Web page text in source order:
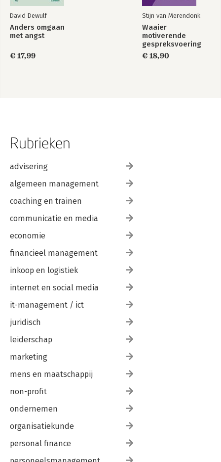
David Dewulf
Anders omgaan
met angst
€ 17,99
Stijn van Merendonk
Waaier
motiverende
gespreksvoering
€ 18,90
Rubrieken
advisering
algemeen management
coaching en trainen
communicatie en media
economie
financieel management
inkoop en logistiek
internet en social media
it-management / ict
juridisch
leiderschap
marketing
mens en maatschappij
non-profit
ondernemen
organisatiekunde
personal finance